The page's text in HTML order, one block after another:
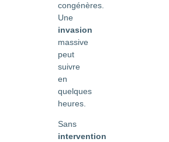
congénères.
Une
invasion
massive
peut
suivre
en
quelques
heures.
Sans
intervention